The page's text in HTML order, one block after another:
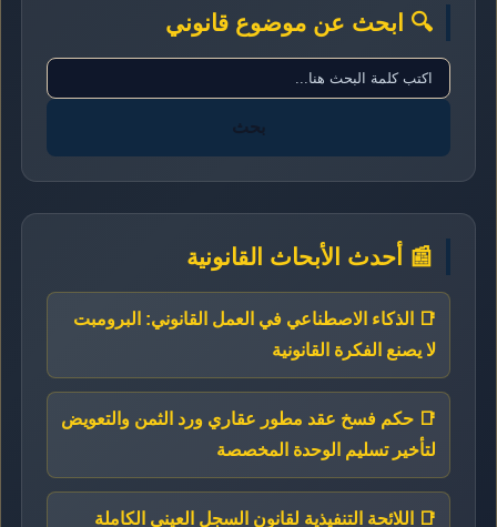
🔍 ابحث عن موضوع قانوني
بحث
📰 أحدث الأبحاث القانونية
📑 الذكاء الاصطناعي في العمل القانوني: البرومبت
لا يصنع الفكرة القانونية
📑 حكم فسخ عقد مطور عقاري ورد الثمن والتعويض
لتأخير تسليم الوحدة المخصصة
📑 اللائحة التنفيذية لقانون السجل العيني الكاملة